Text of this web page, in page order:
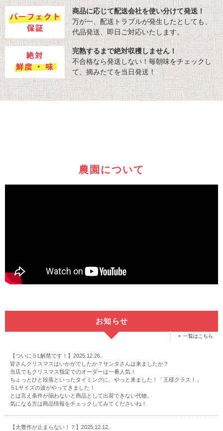
商品に応じて配送会社を使い分けて発送！
万が一、配送トラブルが発生したとしても、
代品発送、即日ご対応いたします。
完熟するまで絶対収穫しません！
不合格なら発送しない！毎朝味をチェックし
て、摘みたてを当日発送！
農園について
お知らせ
一覧はこちら
【ついに５L解禁です！】2025.12.26.
皆さんクリスマスはいかがでしたか？サンタさんは来ましたか？
当店でもクリスマス指定でのオーダーは一番人気！
ちょっとひと段落といったタイミングに、やっと来ました！「王様クラス！」
５Lサイズの波がやってきました！
とは言え条件が揃わないと商品として出荷できない代物。
気になる方は商品情報をチェックしてみてくださいね！
【大豊作が止まらない！？】2025.12.12.